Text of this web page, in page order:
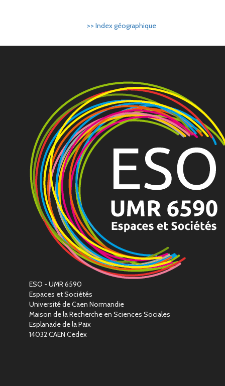
>> Index géographique
ESO - UMR 6590
Espaces et Sociétés
Université de Caen Normandie
Maison de la Recherche en Sciences Sociales
Esplanade de la Paix
14032 CAEN Cedex